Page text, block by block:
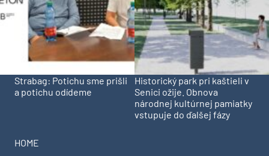
Strabag: Potichu sme prišli
a potichu odídeme
Historický park pri kaštieli v
Senici ožije. Obnova
národnej kultúrnej pamiatky
vstupuje do ďalšej fázy
HOME